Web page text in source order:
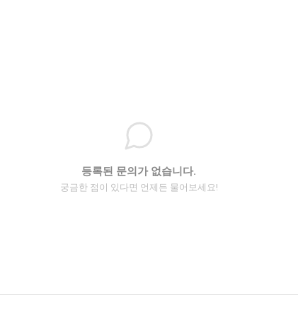
등록된 문의가 없습니다.
궁금한 점이 있다면 언제든 물어보세요!